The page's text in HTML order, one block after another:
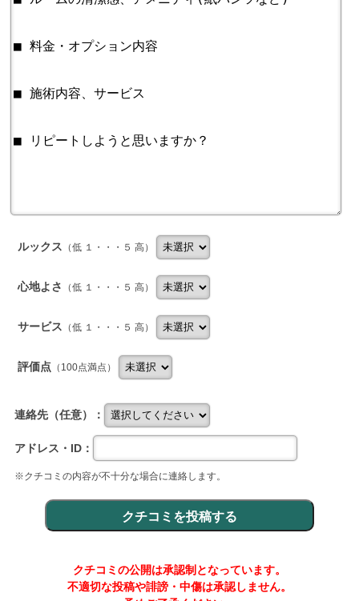
ルックス （低 １・・・５ 高）
心地よさ （低 １・・・５ 高）
サービス （低 １・・・５ 高）
評価点 （100点満点）
連絡先（任意）：
アドレス・ID：
※クチコミの内容が不十分な場合に連絡します。
クチコミの公開は承認制となっています。
不適切な投稿や誹謗・中傷は承認しません。